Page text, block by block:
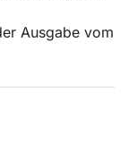
Ausgabe vom